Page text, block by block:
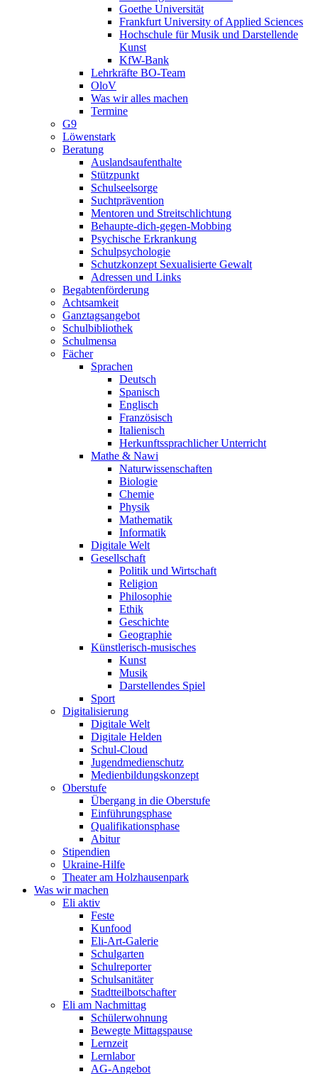
Goethe Universität
Frankfurt University of Applied Sciences
Hochschule für Musik und Darstellende
Kunst
KfW-Bank
Lehrkräfte BO-Team
OloV
Was wir alles machen
Termine
G9
Löwenstark
Beratung
Auslandsaufenthalte
Stützpunkt
Schulseelsorge
Suchtprävention
Mentoren und Streitschlichtung
Behaupte-dich-gegen-Mobbing
Psychische Erkrankung
Schulpsychologie
Schutzkonzept Sexualisierte Gewalt
Adressen und Links
Begabtenförderung
Achtsamkeit
Ganztagsangebot
Schulbibliothek
Schulmensa
Fächer
Sprachen
Deutsch
Spanisch
Englisch
Französisch
Italienisch
Herkunftssprachlicher Unterricht
Mathe & Nawi
Naturwissenschaften
Biologie
Chemie
Physik
Mathematik
Informatik
Digitale Welt
Gesellschaft
Politik und Wirtschaft
Religion
Philosophie
Ethik
Geschichte
Geographie
Künstlerisch-musisches
Kunst
Musik
Darstellendes Spiel
Sport
Digitalisierung
Digitale Welt
Digitale Helden
Schul-Cloud
Jugendmedienschutz
Medienbildungskonzept
Oberstufe
Übergang in die Oberstufe
Einführungsphase
Qualifikationsphase
Abitur
Stipendien
Ukraine-Hilfe
Theater am Holzhausenpark
Was wir machen
Eli aktiv
Feste
Kunfood
Eli-Art-Galerie
Schulgarten
Schulreporter
Schulsanitäter
Stadtteilbotschafter
Eli am Nachmittag
Schülerwohnung
Bewegte Mittagspause
Lernzeit
Lernlabor
AG-Angebot